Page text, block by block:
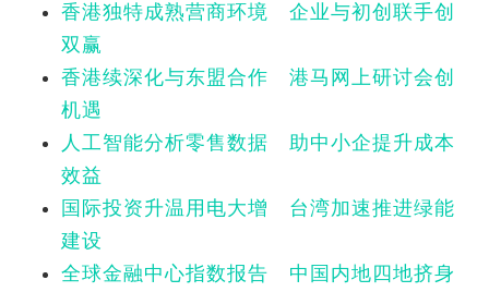
香港独特成熟营商环境 企业与初创联手创
双赢
香港续深化与东盟合作 港马网上研讨会创
机遇
人工智能分析零售数据 助中小企提升成本
效益
国际投资升温用电大增 台湾加速推进绿能
建设
全球金融中心指数报告 中国内地四地挤身